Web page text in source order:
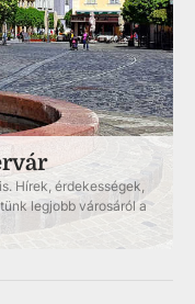
Hírek, érdekességek,
legjobb városáról a